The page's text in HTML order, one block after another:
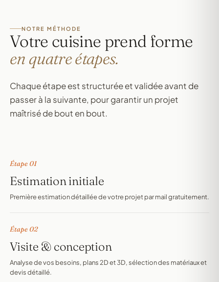
NOTRE MÉTHODE
Votre cuisine prend forme
en quatre étapes.
Chaque étape est structurée et validée avant de
passer à la suivante, pour garantir un projet
maîtrisé de bout en bout.
Étape 01
Estimation initiale
Première estimation détaillée de votre projet par mail gratuitement.
Étape 02
Visite & conception
Analyse de vos besoins, plans 2D et 3D, sélection des matériaux et
devis détaillé.